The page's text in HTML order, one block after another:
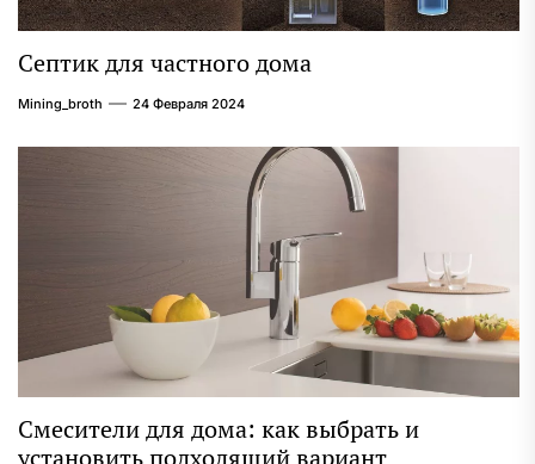
Септик для частного дома
Mining_broth 24 Февраля 2024
Смесители для дома: как выбрать и
установить подходящий вариант